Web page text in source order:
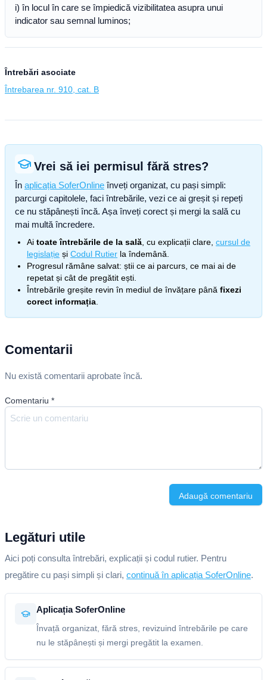
i) în locul în care se împiedică vizibilitatea asupra unui
indicator sau semnal luminos;
Întrebări asociate
Întrebarea nr. 910, cat. B
Vrei să iei permisul fără stres?
În aplicația SoferOnline înveți organizat, cu pași simpli:
parcurgi capitolele, faci întrebările, vezi ce ai greșit și repeți
ce nu stăpânești încă. Așa înveți corect și mergi la sală cu
mai multă încredere.
Ai toate întrebările de la sală , cu explicații clare, cursul de
legislație și Codul Rutier la îndemână.
Progresul rămâne salvat: știi ce ai parcurs, ce mai ai de
repetat și cât de pregătit ești.
Întrebările greșite revin în mediul de învățare până fixezi
corect informația
Comentarii
Nu există comentarii aprobate încă.
Comentariu *
Adaugă comentariu
Legături utile
Aici poți consulta întrebări, explicații și codul rutier. Pentru
pregătire cu pași simpli și clari, continuă în aplicația SoferOnline.
Aplicația SoferOnline
Învață organizat, fără stres, revizuind întrebările pe care
nu le stăpânești și mergi pregătit la examen.